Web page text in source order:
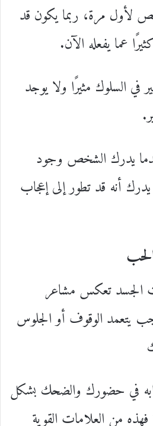
لأول مرة، ربما يكون قد
عما يفعله الآن.
في السلوك مثيرًا ولا يوجد
يدرك الشخص وجود
أنه قد تطور إلى إعجاب
الجسد تعكس مشاعر
يتعمد الوقوف أو الجلوس
في حضورك والضحك بشكل
من العلامات القوية